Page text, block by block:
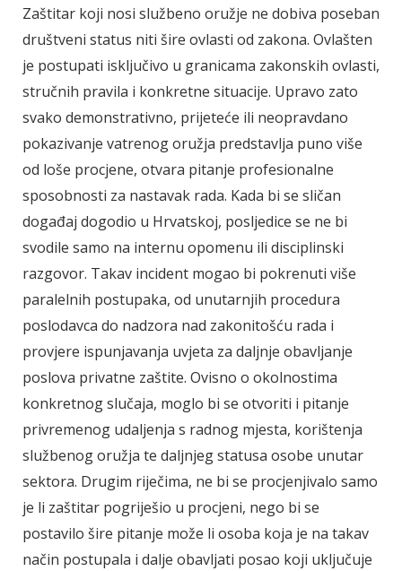
Zaštitar koji nosi službeno oružje ne dobiva poseban
društveni status niti šire ovlasti od zakona. Ovlašten
je postupati isključivo u granicama zakonskih ovlasti,
stručnih pravila i konkretne situacije. Upravo zato
svako demonstrativno, prijeteće ili neopravdano
pokazivanje vatrenog oružja predstavlja puno više
od loše procjene, otvara pitanje profesionalne
sposobnosti za nastavak rada. Kada bi se sličan
događaj dogodio u Hrvatskoj, posljedice se ne bi
svodile samo na internu opomenu ili disciplinski
razgovor. Takav incident mogao bi pokrenuti više
paralelnih postupaka, od unutarnjih procedura
poslodavca do nadzora nad zakonitošću rada i
provjere ispunjavanja uvjeta za daljnje obavljanje
poslova privatne zaštite. Ovisno o okolnostima
konkretnog slučaja, moglo bi se otvoriti i pitanje
privremenog udaljenja s radnog mjesta, korištenja
službenog oružja te daljnjeg statusa osobe unutar
sektora. Drugim riječima, ne bi se procjenjivalo samo
je li zaštitar pogriješio u procjeni, nego bi se
postavilo šire pitanje može li osoba koja je na takav
način postupala i dalje obavljati posao koji uključuje